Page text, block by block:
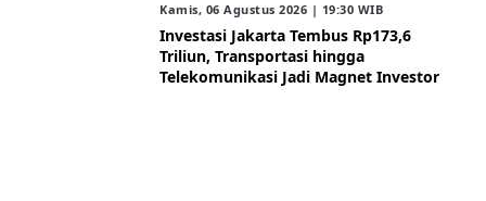
Kamis, 06 Agustus 2026 | 19:30 WIB
Investasi Jakarta Tembus Rp173,6
Triliun, Transportasi hingga
Telekomunikasi Jadi Magnet Investor